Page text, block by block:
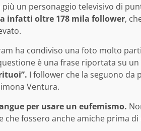
un personaggio televisivo di
infatti oltre 178 mila follower,
ha condiviso una foto molto
è una frase riportata su
I follower che la seguono
Ventura.
per usare un eufemismo.
che fossero anche amiche prima